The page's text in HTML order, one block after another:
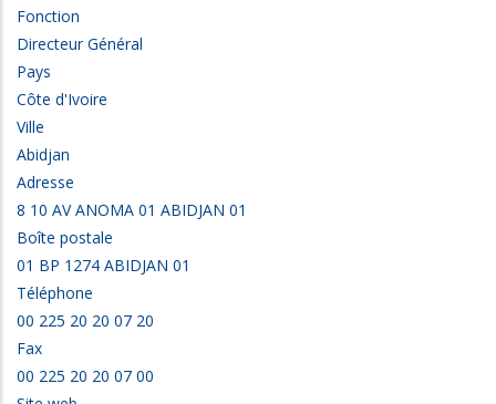
Fonction
Directeur Général
Pays
Côte d'Ivoire
Ville
Abidjan
Adresse
8 10 AV ANOMA 01 ABIDJAN 01
Boîte postale
01 BP 1274 ABIDJAN 01
Téléphone
00 225 20 20 07 20
Fax
00 225 20 20 07 00